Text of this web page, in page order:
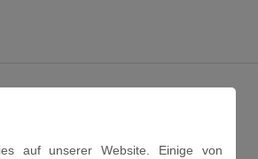
auf unserer Website. Einige von